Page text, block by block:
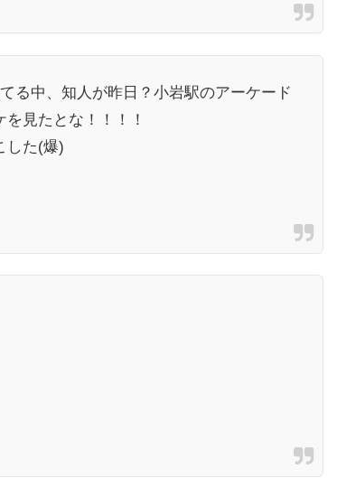
る中、知人が昨日？小岩駅のアーケード
見たとな！！！！
した(爆)